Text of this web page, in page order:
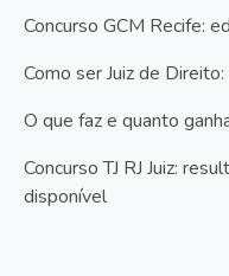
Concurso GCM Recife:
Como ser Juiz de
O que faz e quanto
Concurso TJ RJ Juiz:
disponível